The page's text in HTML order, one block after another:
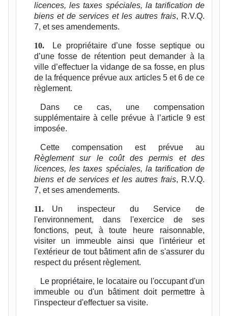
licences, les taxes spéciales, la tarification de
biens et de services et les autres frais, R.V.Q.
7, et ses amendements.
10.
Le propriétaire d’une fosse septique ou
d’une fosse de rétention peut demander à la
ville d’effectuer la vidange de sa fosse, en plus
de la fréquence prévue aux articles 5 et 6 de ce
règlement.
Dans ce cas, une compensation
supplémentaire à celle prévue à l’article 9 est
imposée.
Cette compensation est prévue au
Règlement sur le coût des permis et des
licences, les taxes spéciales, la tarification de
biens et de services et les autres frais, R.V.Q.
7, et ses amendements.
11.
Un inspecteur du Service de
l'environnement, dans l'exercice de ses
fonctions, peut, à toute heure raisonnable,
visiter un immeuble ainsi que l'intérieur et
l'extérieur de tout bâtiment afin de s'assurer du
respect du présent règlement.
Le propriétaire, le locataire ou l'occupant d'un
immeuble ou d'un bâtiment doit permettre à
l'inspecteur d'effectuer sa visite.